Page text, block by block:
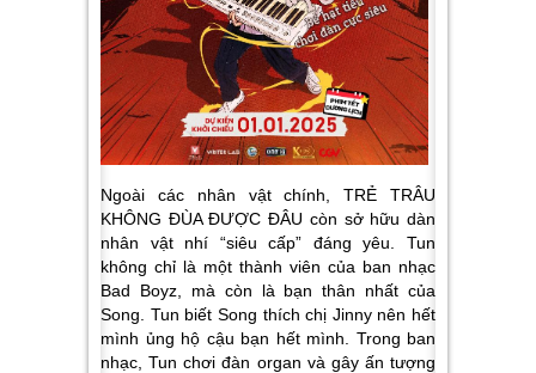
Ngoài các nhân vật chính, TRẺ TRÂU
KHÔNG ĐÙA ĐƯỢC ĐÂU còn sở hữu dàn
nhân vật nhí “siêu cấp” đáng yêu. Tun
không chỉ là một thành viên của ban nhạc
Bad Boyz, mà còn là bạn thân nhất của
Song. Tun biết Song thích chị Jinny nên hết
mình ủng hộ cậu bạn hết mình. Trong ban
nhạc, Tun chơi đàn organ và gây ấn tượng